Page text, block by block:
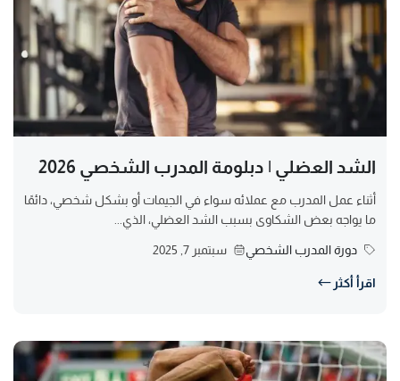
الشد العضلي | دبلومة المدرب الشخصي 2026
أثناء عمل المدرب مع عملائه سواء في الجيمات أو بشكل شخصي، دائمًا
ما يواجه بعض الشكاوى بسبب الشد العضلي، الذي...
دورة المدرب الشخصي سبتمبر 7, 2025
اقرأ أكثر